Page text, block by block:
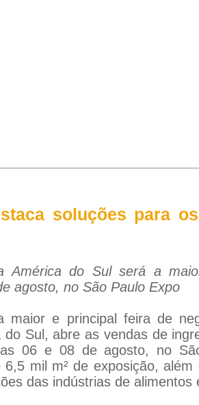
soluções para
América do Sul será a
agosto, no São Paulo Expo
maior e principal feira de
Sul, abre as vendas de
06 e 08 de agosto, no
mil m² de exposição,
das indústrias de alimentos